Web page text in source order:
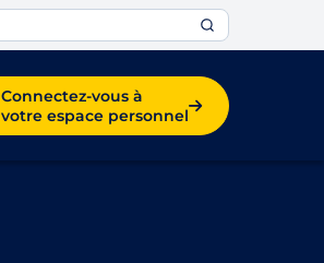
Connectez-vous à
votre espace personnel